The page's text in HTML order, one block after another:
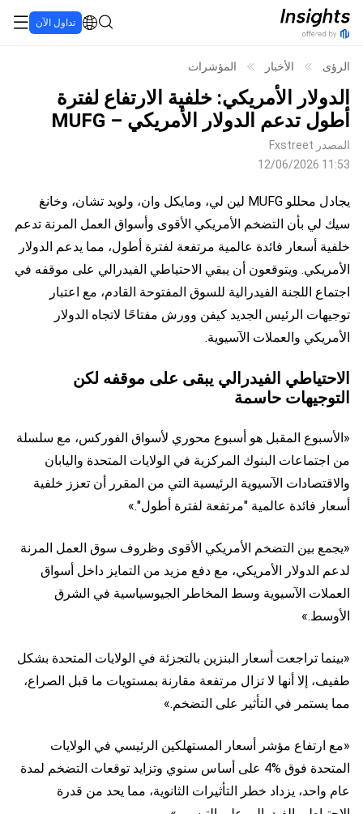
تداول الآن
الرؤى الأخبار المؤشرات
الدولار الأمريكي: خلفية الارتفاع لفترة
أطول تدعم الدولار الأمريكي – MUFG
المصدر Fxstreet
12/06/2026 11:53
يجادل محللو MUFG لين لي، ومايكل وان، ولويد تشان، وخانغ
سيك لي بأن التضخم الأمريكي الأقوى وأسواق العمل المرنة تدعم
خلفية أسعار فائدة عالمية مرتفعة لفترة أطول، مما يدعم الدولار
الأمريكي. ويتوقعون أن يبقي الاحتياطي الفيدرالي على موقفه في
اجتماع اللجنة الفيدرالية للسوق المفتوحة القادم، مع اعتبار
توجيهات الرئيس الجديد كيفن وورش مفتاحًا لاتجاه الدولار
الأمريكي والعملات الآسيوية.
الاحتياطي الفيدرالي يبقى على موقفه لكن
التوجيهات حاسمة
«الأسبوع المقبل هو أسبوع محوري لأسواق الفوركس، مع سلسلة
من اجتماعات البنوك المركزية في الولايات المتحدة واليابان
والاقتصادات الآسيوية الرئيسية التي من المقرر أن تعزز خلفية
أسعار فائدة عالمية "مرتفعة لفترة أطول".»
«يجمع بين التضخم الأمريكي الأقوى وظروف سوق العمل المرنة
لدعم الدولار الأمريكي، مع دفع مزيد من التمايز داخل أسواق
العملات الآسيوية وسط المخاطر الجيوسياسية في الشرق
الأوسط.»
«بينما تراجعت أسعار البنزين بالتجزئة في الولايات المتحدة بشكل
طفيف، إلا أنها لا تزال مرتفعة مقارنة بمستويات ما قبل الصراع،
مما يستمر في التأثير على التضخم.»
«مع ارتفاع مؤشر أسعار المستهلكين الرئيسي في الولايات
المتحدة فوق %4 على أساس سنوي وتزايد توقعات التضخم لمدة
عام واحد، يزداد خطر التأثيرات الثانوية، مما يحد من قدرة